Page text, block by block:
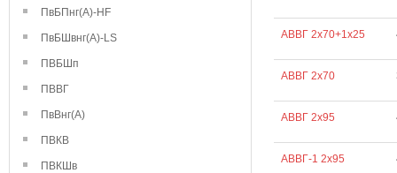
ПвБПнг(А)-HF
ПвБШвнг(А)-LS
ПВБШп
ПВВГ
ПвВнг(А)
ПВКВ
ПВКШв
АВВГ 2х70+1х25
АВВГ 2х70
АВВГ 2х95
АВВГ-1 2х95